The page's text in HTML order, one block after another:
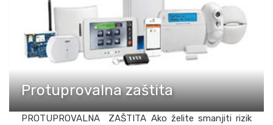
Protuprovalna zaštita
PROTUPROVALNA ZAŠTITA Ako želite smanjiti rizik